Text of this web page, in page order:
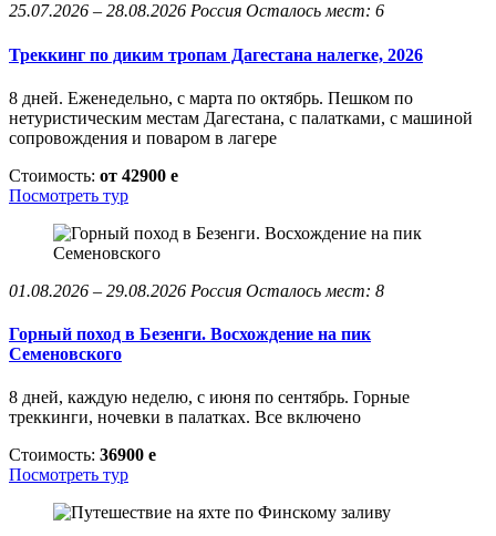
25.07.2026 – 28.08.2026 Россия Осталось мест: 6
Треккинг по диким тропам Дагестана налегке, 2026
8 дней. Еженедельно, с марта по октябрь. Пешком по
нетуристическим местам Дагестана, с палатками, с машиной
сопровождения и поваром в лагере
Стоимость: от 42900 e
Посмотреть тур
01.08.2026 – 29.08.2026 Россия Осталось мест: 8
Горный поход в Безенги. Восхождение на пик
Семеновского
8 дней, каждую неделю, с июня по сентябрь. Горные
треккинги, ночевки в палатках. Все включено
Стоимость: 36900 e
Посмотреть тур